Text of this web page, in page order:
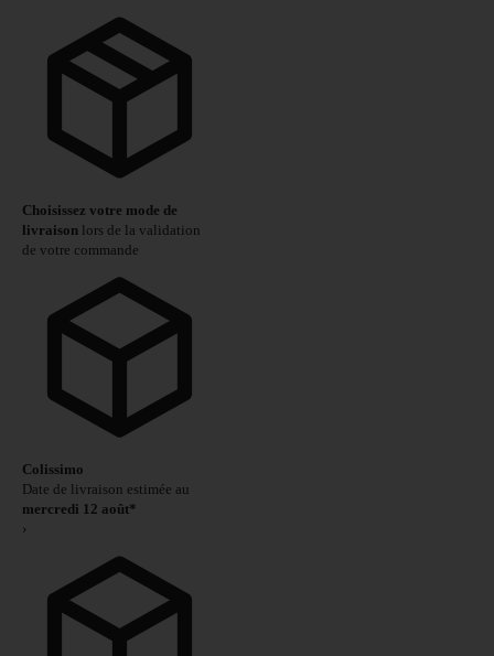
Choisissez votre mode de
livraison lors de la validation
de votre commande
Colissimo
Date de livraison estimée au
mercredi 12 août*
›